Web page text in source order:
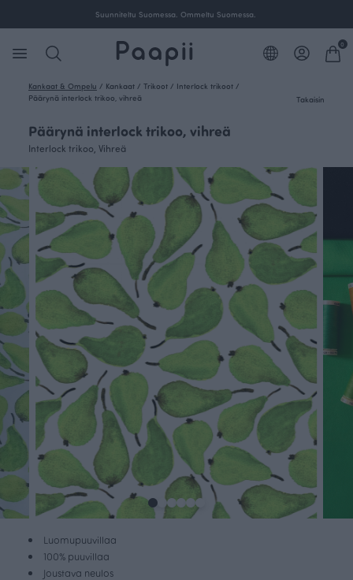
Suunniteltu Suomessa. Ommeltu Suomessa.
0
Kankaat & Ompelu / Kankaat / Trikoot / Interlock trikoot /
Päärynä interlock trikoo, vihreä
Takaisin
Päärynä interlock trikoo, vihreä
Interlock trikoo, Vihreä
Luomupuuvillaa
100% puuvillaa
Joustava neulos